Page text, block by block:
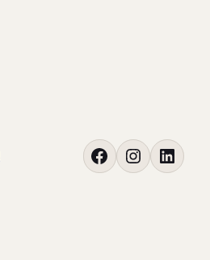
Facebook Instagram LinkedIn